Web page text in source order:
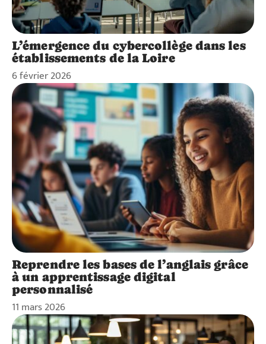
L’émergence du cybercollège dans les
établissements de la Loire
6 février 2026
Reprendre les bases de l’anglais grâce
à un apprentissage digital
personnalisé
11 mars 2026